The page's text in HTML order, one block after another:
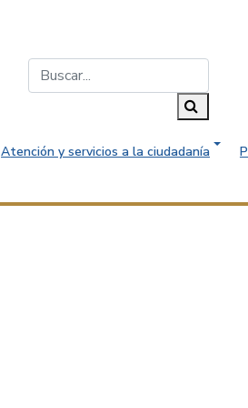
Atención y servicios a la ciudadanía